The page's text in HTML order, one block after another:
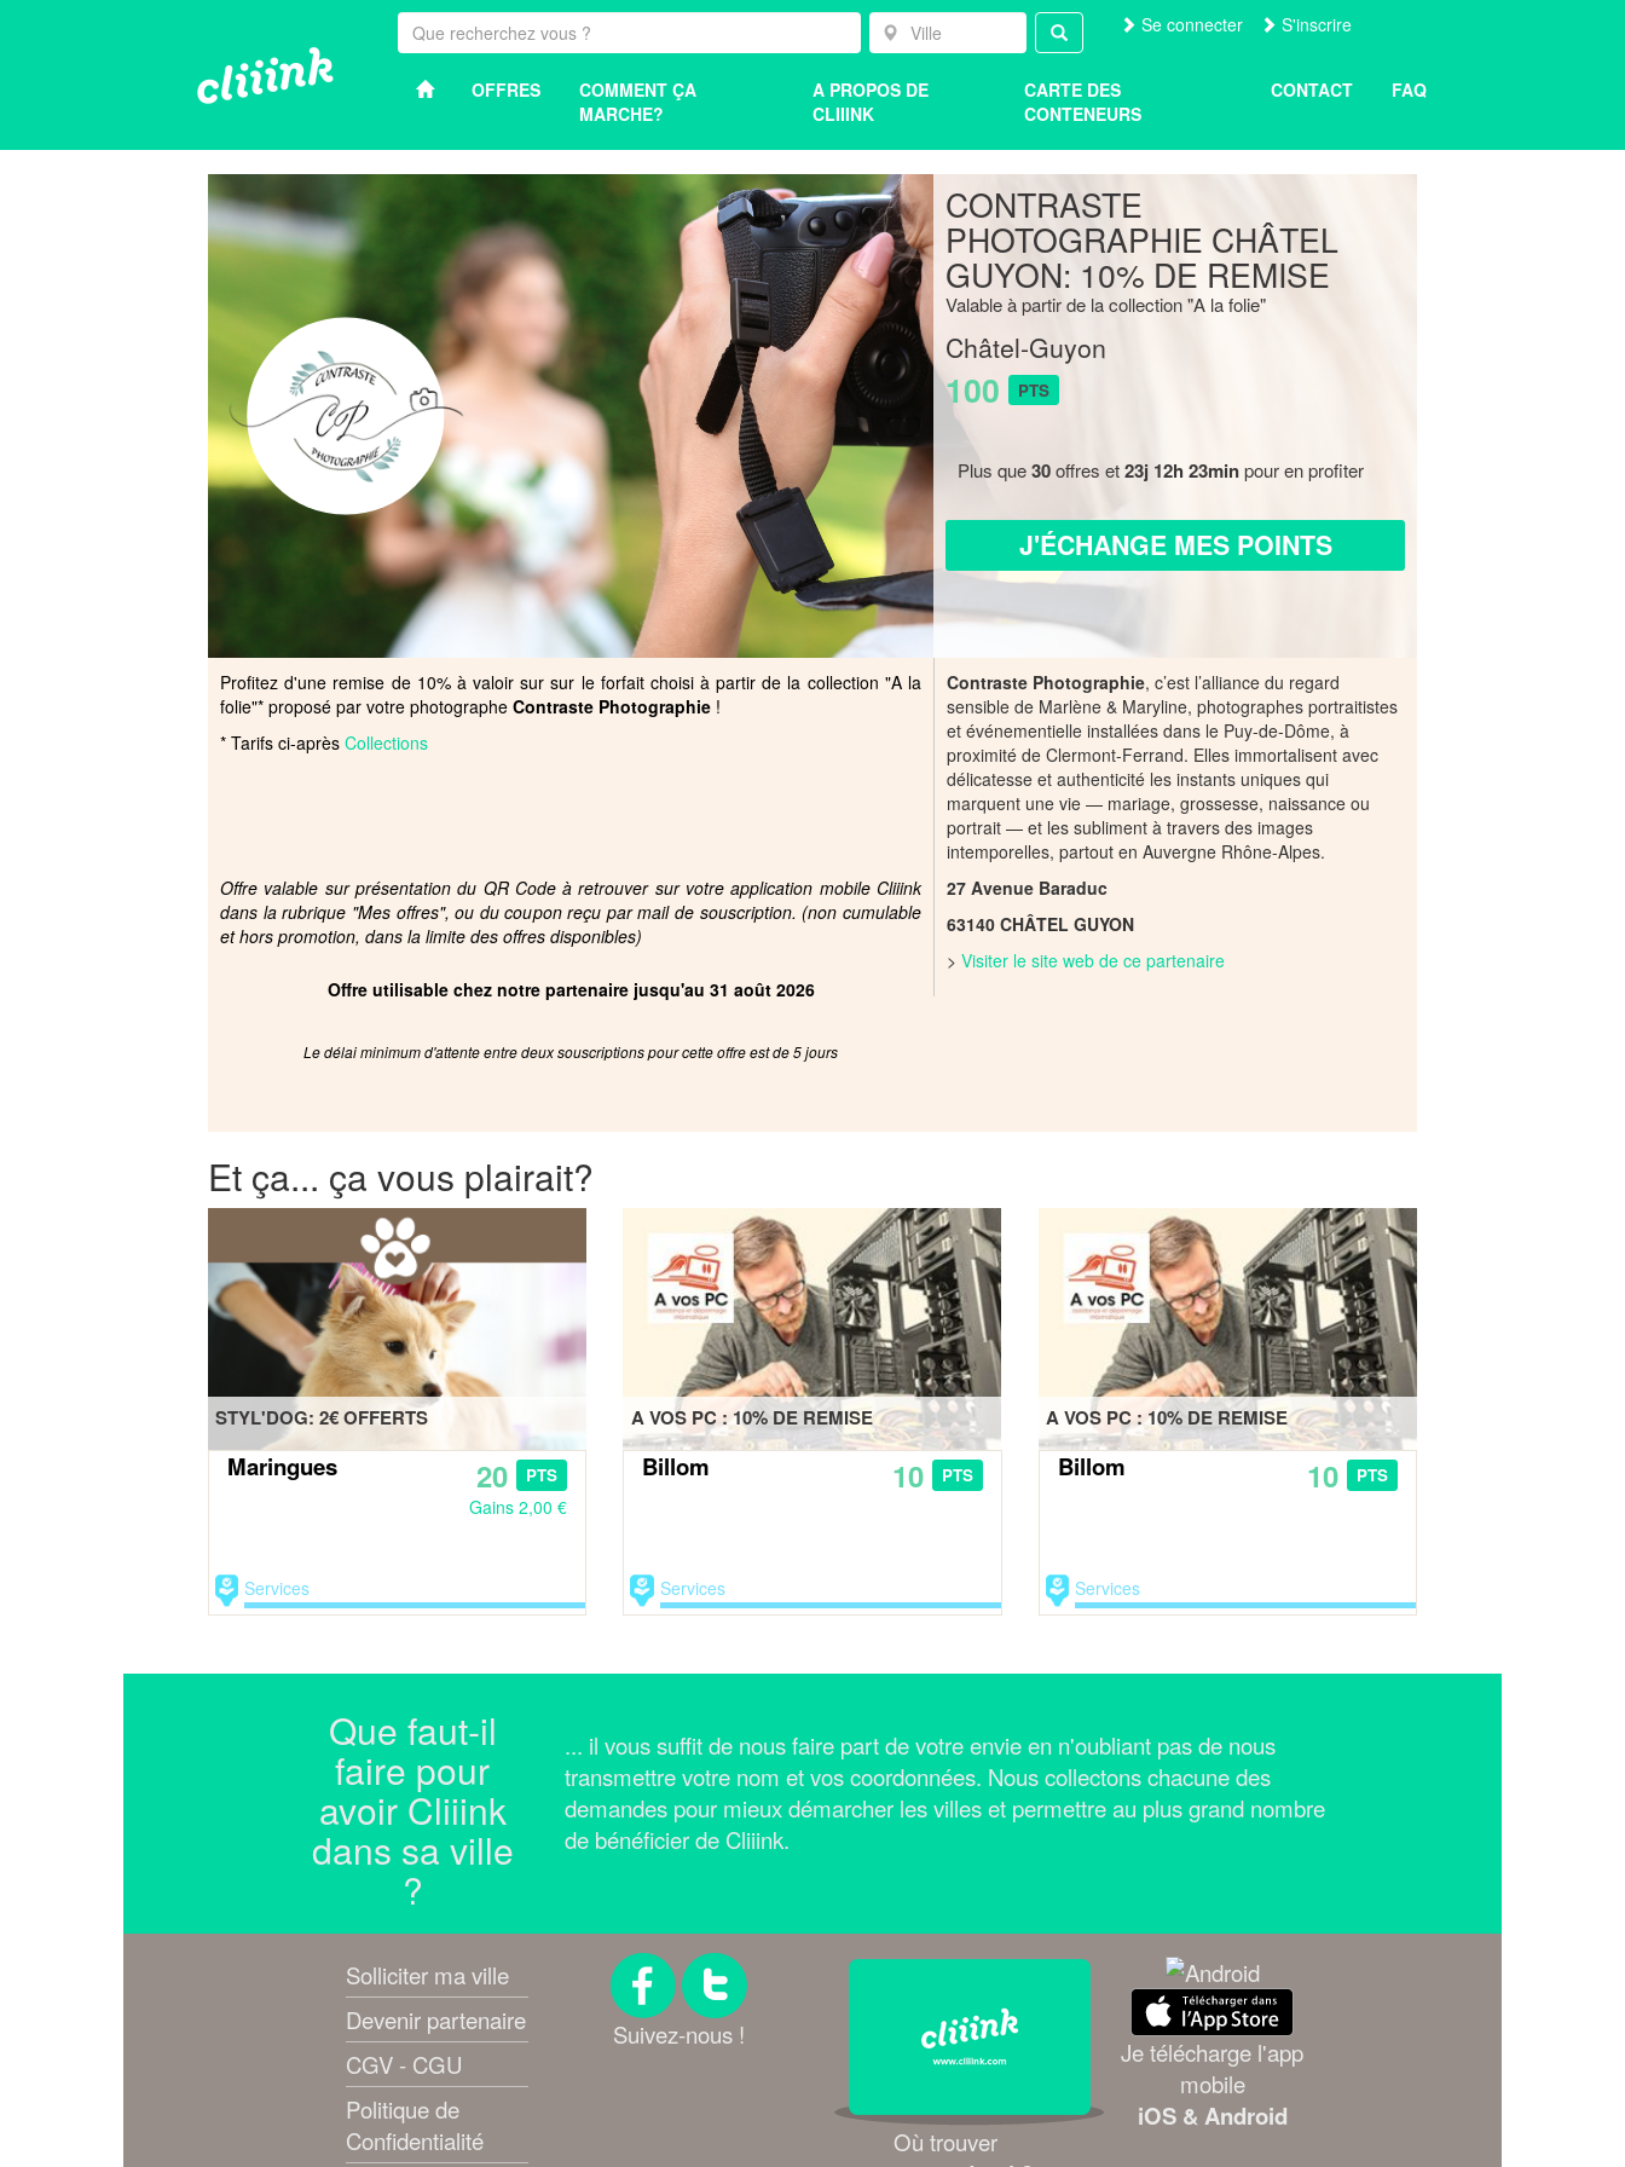
Se connecter S'inscrire
OFFRES
COMMENT ÇA
MARCHE?
A PROPOS DE
CLIIINK
CARTE DES
CONTENEURS
CONTACT FAQ
CONTRASTE
PHOTOGRAPHIE CHÂTEL
GUYON: 10% DE REMISE
Valable à partir de la collection "A la folie"
Châtel-Guyon
100 PTS
Plus que30offres et23j 12h 23minpour en profiter
J'ÉCHANGE MES POINTS
Profitez d'une remise de 10% à valoir sur sur le forfait choisi à partir de la collection "A la
folie"* proposé par votre photographe Contraste Photographie !
* Tarifs ci-après Collections
Offre valable sur présentation du QR Code à retrouver sur votre application mobile Cliiink
dans la rubrique "Mes offres", ou du coupon reçu par mail de souscription. (non cumulable
et hors promotion, dans la limite des offres disponibles)
Offre utilisable chez notre partenaire jusqu'au 31 août 2026
Le délai minimum d'attente entre deux souscriptions pour cette offre est de 5 jours
Contraste Photographie, c’est l’alliance du regard
sensible de Marlène & Maryline, photographes portraitistes
et événementielle installées dans le Puy-de-Dôme, à
proximité de Clermont-Ferrand. Elles immortalisent avec
délicatesse et authenticité les instants uniques qui
marquent une vie — mariage, grossesse, naissance ou
portrait — et les subliment à travers des images
intemporelles, partout en Auvergne Rhône-Alpes.
27 Avenue Baraduc
63140 CHÂTEL GUYON
> Visiter le site web de ce partenaire
Et ça... ça vous plairait?
STYL'DOG: 2€ OFFERTS
Maringues 20 PTS
Gains 2,00 €
Services
A VOS PC : 10% DE REMISE
Billom 10 PTS
Services
A VOS PC : 10% DE REMISE
Billom 10 PTS
Services
Que faut-il
faire pour
avoir Cliiink
dans sa ville
?
... il vous suffit de nous faire part de votre envie en n'oubliant pas de nous
transmettre votre nom et vos coordonnées. Nous collectons chacune des
demandes pour mieux démarcher les villes et permettre au plus grand nombre
de bénéficier de Cliiink.
Solliciter ma ville
Devenir partenaire
CGV - CGU
Politique de
Confidentialité
Suivez-nous !
Où trouver
Je télécharge l'app
mobile
iOS & Android